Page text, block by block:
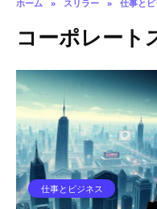
ホーム » スリラー » 仕事と
コーポレート
仕事とビジネス